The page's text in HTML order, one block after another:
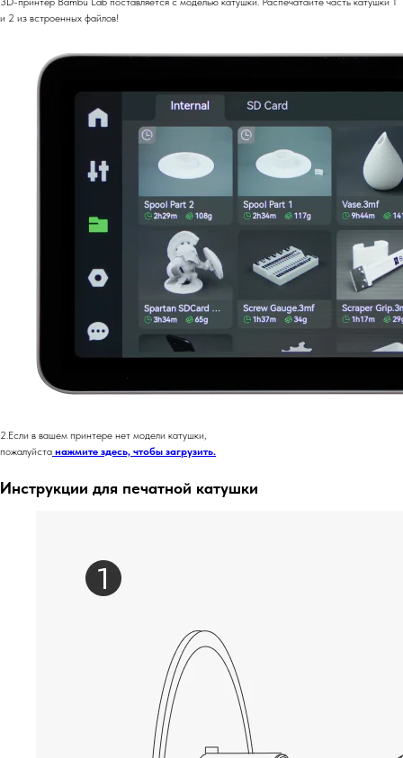
и 2 из встроенных файлов!
2.Если в вашем принтере нет модели катушки,
пожалуйста нажмите здесь, чтобы загрузить.
Инструкции для печатной катушки